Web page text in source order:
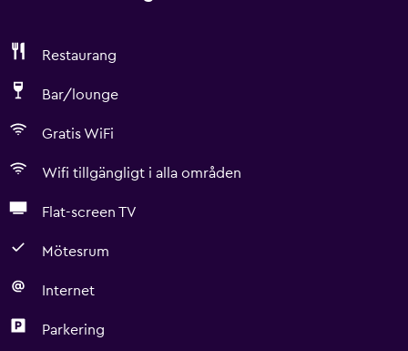
Restaurang
Bar/lounge
Gratis WiFi
Wifi tillgängligt i alla områden
Flat-screen TV
Mötesrum
Internet
Parkering